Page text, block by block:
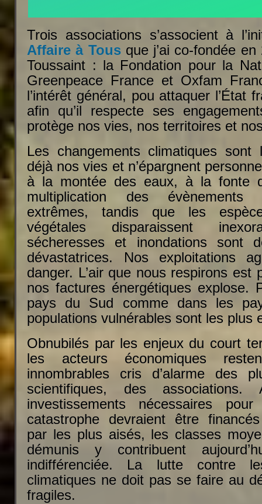
Trois associations s’associent à
Affaire à Tousque j’ai co-fondée en
Toussaint : la Fondation pour la
Greenpeace France et Oxfam
l’intérêt général, pou attaquer l’État
afin qu’il respecte ses
protège nos vies, nos territoires et
Les changements climatiques
déjà nos vies et n’épargnent
à la montée des eaux, à la fonte
multiplication des évènements
extrêmes, tandis que les
végétales disparaissent
sécheresses et inondations sont
dévastatrices. Nos exploitations
danger. L’air que nous respirons est
nos factures énergétiques explose.
pays du Sud comme dans les
populations vulnérables sont les plus
Obnubilés par les enjeux du court
les acteurs économiques
innombrables cris d’alarme des
scientifiques, des
investissements nécessaires
catastrophe devraient être
par les plus aisés, les classes
démunis y contribuent
indifférenciée. La lutte contre
climatiques ne doit pas se faire au
fragiles.